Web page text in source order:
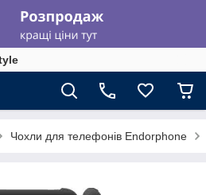
Чохли для телефонів Endorphone